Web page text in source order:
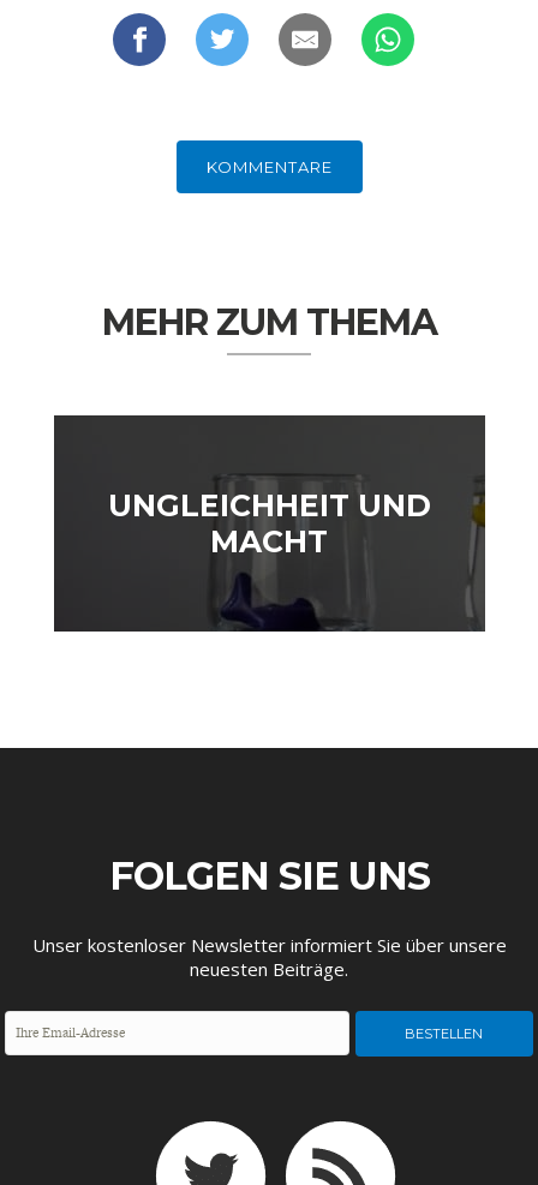
WELTWIRTSCHAFT
KOMMENTARE
MEHR ZUM THEMA
UNGLEICHHEIT UND
MACHT
FOLGEN SIE UNS
Unser kostenloser Newsletter informiert Sie über unsere
neuesten Beiträge.